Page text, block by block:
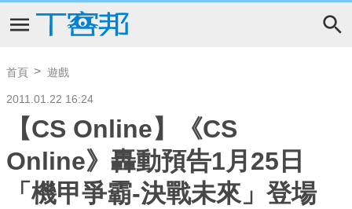
首頁 遊戲
2011.01.22 16:24
【CS Online】《CS
Online》轟動預告1月25日
「機甲爭霸-決戰未來」登場